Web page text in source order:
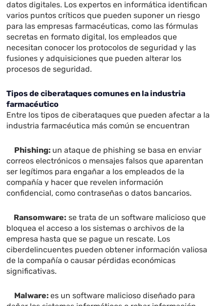
datos digitales. Los expertos en informática identifican
varios puntos críticos que pueden suponer un riesgo
para las empresas farmacéuticas, como las fórmulas
secretas en formato digital, los empleados que
necesitan conocer los protocolos de seguridad y las
fusiones y adquisiciones que pueden alterar los
procesos de seguridad.
Tipos de ciberataques comunes en la industria
farmacéutico
Entre los tipos de ciberataques que pueden afectar a la
industria farmacéutica más común se encuentran
Phishing: un ataque de phishing se basa en enviar
correos electrónicos o mensajes falsos que aparentan
ser legítimos para engañar a los empleados de la
compañía y hacer que revelen información
confidencial, como contraseñas o datos bancarios.
Ransomware: se trata de un software malicioso que
bloquea el acceso a los sistemas o archivos de la
empresa hasta que se pague un rescate. Los
ciberdelincuentes pueden obtener información valiosa
de la compañía o causar pérdidas económicas
significativas.
Malware:es un software malicioso diseñado para